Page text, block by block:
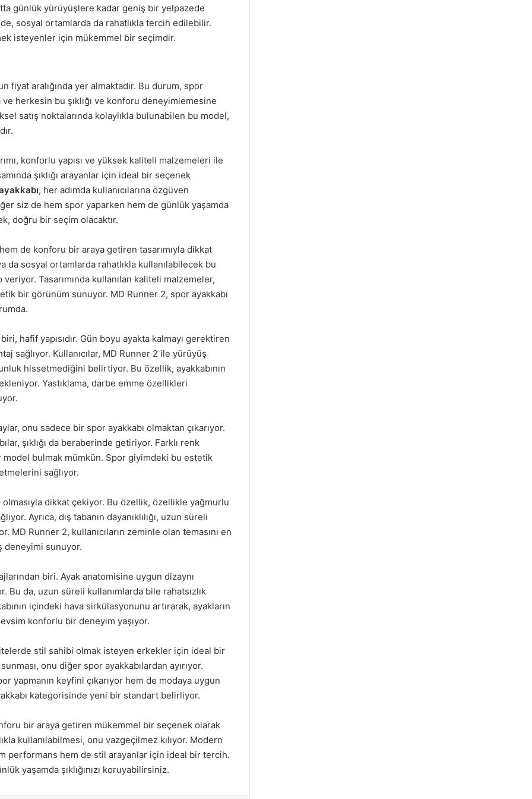
günlük yürüyüşlere kadar geniş bir yelpazede
sosyal ortamlarda da rahatlıkla tercih edilebilir.
isteyenler için mükemmel bir seçimdir.
aralığında yer almaktadır. Bu durum, spor
herkesin bu şıklığı ve konforu deneyimlemesine
satış noktalarında kolaylıkla bulunabilen bu model,
konforlu yapısı ve yüksek kaliteli malzemeleri ile
şıklığı arayanlar için ideal bir seçenek
, her adımda kullanıcılarına özgüven
siz de hem spor yaparken hem de günlük yaşamda
doğru bir seçim olacaktır.
de konforu bir araya getiren tasarımıyla dikkat
sosyal ortamlarda rahatlıkla kullanılabilecek bu
Tasarımında kullanılan kaliteli malzemeler,
bir görünüm sunuyor. MD Runner 2, spor ayakkabı
hafif yapısıdır. Gün boyu ayakta kalmayı gerektiren
sağlıyor. Kullanıcılar, MD Runner 2 ile yürüyüş
hissetmediğini belirtiyor. Bu özellik, ayakkabının
Yastıklama, darbe emme özellikleri
onu sadece bir spor ayakkabı olmaktan çıkarıyor.
şıklığı da beraberinde getiriyor. Farklı renk
bulmak mümkün. Spor giyimdeki bu estetik
sağlıyor.
olmasıyla dikkat çekiyor. Bu özellik, özellikle yağmurlu
Ayrıca, dış tabanın dayanıklılığı, uzun süreli
MD Runner 2, kullanıcıların zeminle olan temasını en
deneyimi sunuyor.
biri. Ayak anatomisine uygun dizaynı
Bu da, uzun süreli kullanımlarda bile rahatsızlık
içindeki hava sirkülasyonunu artırarak, ayakların
konforlu bir deneyim yaşıyor.
stil sahibi olmak isteyen erkekler için ideal bir
onu diğer spor ayakkabılardan ayırıyor.
yapmanın keyfini çıkarıyor hem de modaya uygun
kategorisinde yeni bir standart belirliyor.
bir araya getiren mükemmel bir seçenek olarak
kullanılabilmesi, onu vazgeçilmez kılıyor. Modern
performans hem de stil arayanlar için ideal bir tercih.
yaşamda şıklığınızı koruyabilirsiniz.